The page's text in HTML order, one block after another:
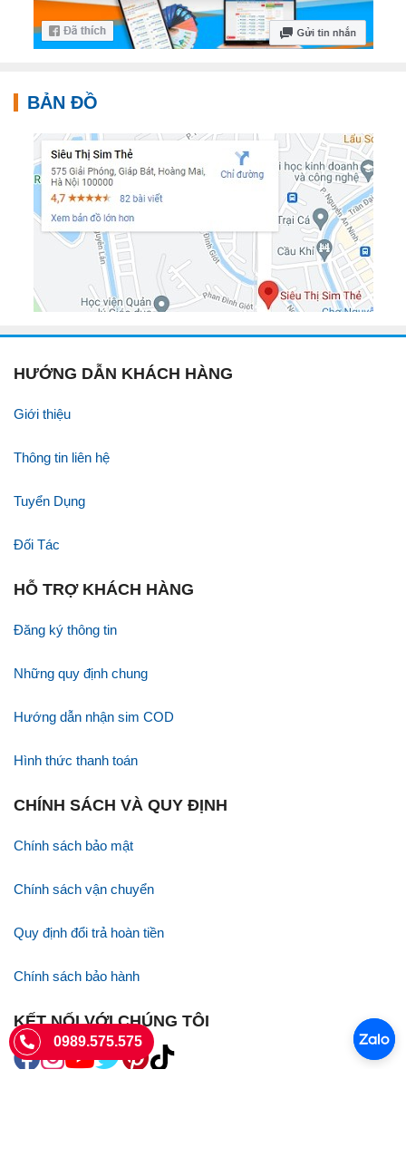
BẢN ĐỒ
HƯỚNG DẪN KHÁCH HÀNG
Giới thiệu
Thông tin liên hệ
Tuyển Dụng
Đối Tác
HỖ TRỢ KHÁCH HÀNG
Đăng ký thông tin
Những quy định chung
Hướng dẫn nhận sim COD
Hình thức thanh toán
CHÍNH SÁCH VÀ QUY ĐỊNH
Chính sách bảo mật
Chính sách vận chuyển
Quy định đổi trả hoàn tiền
Chính sách bảo hành
KẾT NỐI VỚI CHÚNG TÔI
0989.575.575